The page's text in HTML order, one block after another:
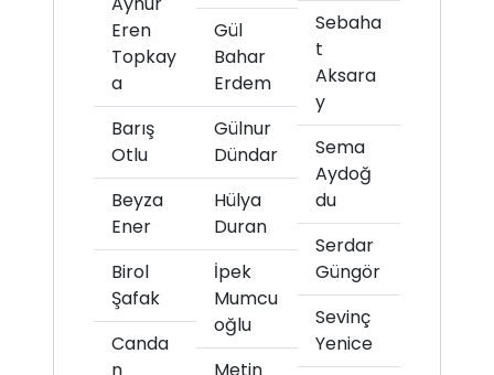
Eren
Topkay
a
Barış
Otlu
Beyza
Ener
Birol
Şafak
Canda
Gül
Bahar
Erdem
Gülnur
Dündar
Hülya
Duran
İpek
Mumcu
oğlu
Sebaha
t
Aksara
y
Sema
Aydoğ
du
Serdar
Güngör
Sevinç
Yenice